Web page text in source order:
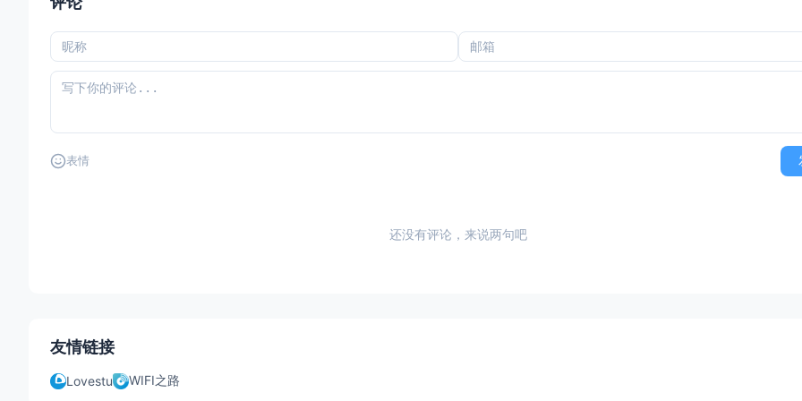
表情
还没有评论，来说两句吧
友情链接
Lovestu WIFI之路